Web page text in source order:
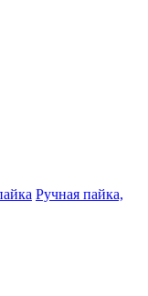
Ручная пайка,